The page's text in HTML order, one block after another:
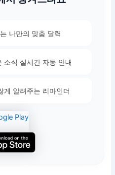
나만의 맞춤 달력
소식 실시간 자동 안내
게 알려주는 리마인더